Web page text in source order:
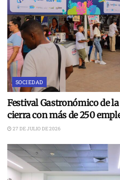
SOCIEDAD
Festival Gastronómico de
cierra con más de 250
27 DE JULIO DE 2026